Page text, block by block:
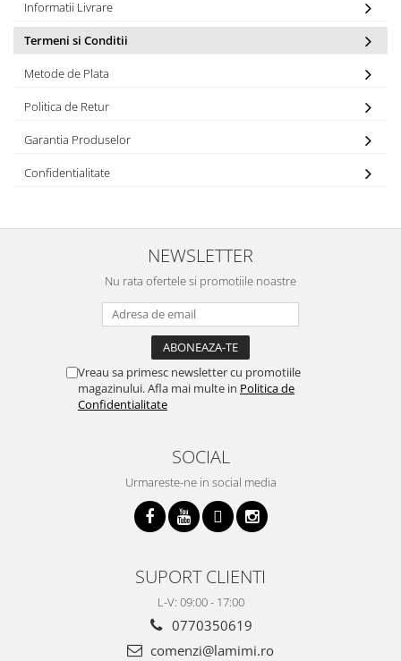
Informatii Livrare
Termeni si Conditii
Metode de Plata
Politica de Retur
Garantia Produselor
Confidentialitate
NEWSLETTER
Nu rata ofertele si promotiile noastre
Vreau sa primesc newsletter cu promotiile
magazinului. Afla mai multe in Politica de
Confidentialitate
SOCIAL
Urmareste-ne in social media
SUPORT CLIENTI
L-V: 09:00 - 17:00
0770350619
comenzi@lamimi.ro